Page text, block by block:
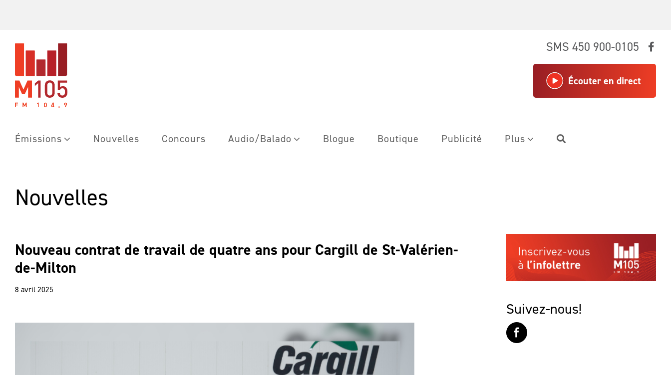
SMS 450 900-0105
Écouter en direct
Émissions Nouvelles Concours Audio/Balado Blogue Boutique Publicité Plus
Nouvelles
Nouveau contrat de travail de quatre ans pour Cargill de St-Valérien-
de-Milton
8 avril 2025
Suivez-nous!